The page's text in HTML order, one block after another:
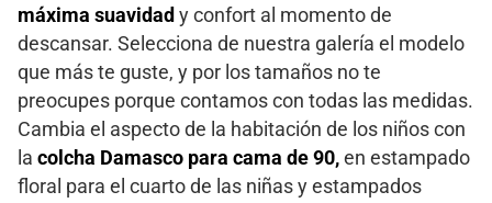
máxima suavidad y confort al momento de
descansar. Selecciona de nuestra galería el modelo
que más te guste, y por los tamaños no te
preocupes porque contamos con todas las medidas.
Cambia el aspecto de la habitación de los niños con
la colcha Damasco para cama de 90, en estampado
floral para el cuarto de las niñas y estampados